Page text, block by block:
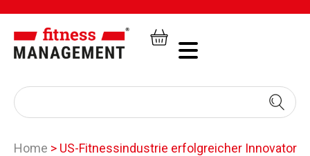
Home > US-Fitnessindustrie erfolgreicher Innovator